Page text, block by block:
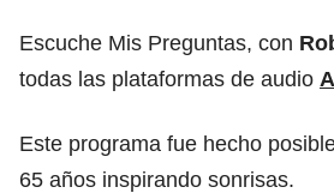
Escuche Mis Preguntas, con
todas las plataformas de audio
Este programa fue hecho
65 años inspirando sonrisas.